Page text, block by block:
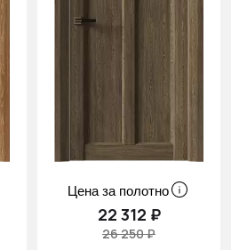
Цена за полотно
22 312 ₽
26 250 ₽